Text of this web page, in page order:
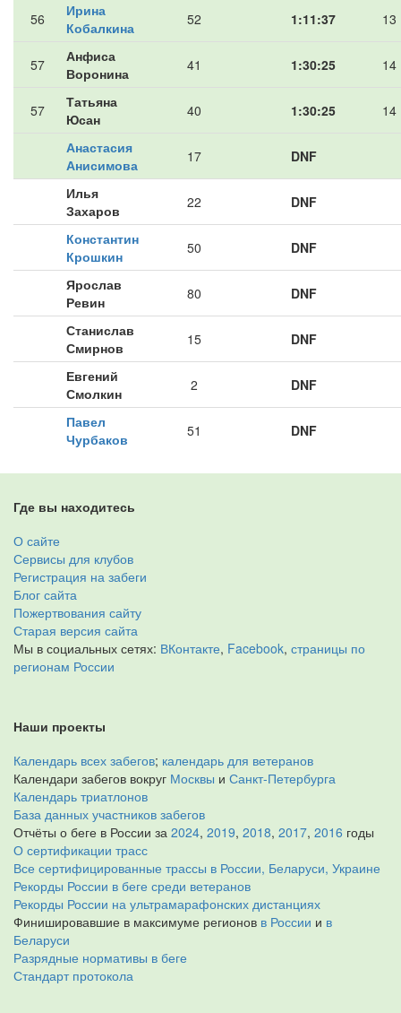
56
Ирина
Кобалкина
52 1:11:37 13
57
Анфиса
Воронина
41 1:30:25 14
57
Татьяна
Юсан
40 1:30:25 14
Анастасия
Анисимова
17 DNF
Илья
Захаров
22 DNF
Константин
Крошкин
50 DNF
Ярослав
Ревин
80 DNF
Станислав
Смирнов
15 DNF
Евгений
Смолкин
2 DNF
Павел
Чурбаков
51 DNF
Где вы находитесь
О сайте
Сервисы для клубов
Регистрация на забеги
Блог сайта
Пожертвования сайту
Старая версия сайта
Мы в социальных сетях: ВКонтакте, Facebook, страницы по
регионам России
Наши проекты
Календарь всех забегов; календарь для ветеранов
Календари забегов вокруг Москвы и Санкт-Петербурга
Календарь триатлонов
База данных участников забегов
Отчёты о беге в России за 2024, 2019, 2018, 2017, 2016 годы
О сертификации трасс
Все сертифицированные трассы в России, Беларуси, Украине
Рекорды России в беге среди ветеранов
Рекорды России на ультрамарафонских дистанциях
Финишировавшие в максимуме регионов в России и в
Беларуси
Разрядные нормативы в беге
Стандарт протокола